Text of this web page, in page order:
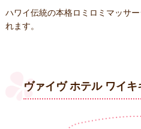
ハワイ伝統の本格ロミロミマッサ
れます。
ヴァイヴ ホテル ワイ